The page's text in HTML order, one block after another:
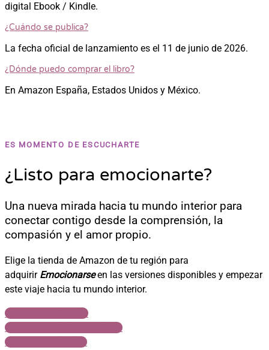
digital Ebook / Kindle.
¿Cuándo se publica?
La fecha oficial de lanzamiento es el 11 de junio de 2026.
¿Dónde puedo comprar el libro?
En Amazon España, Estados Unidos y México.
ES MOMENTO DE ESCUCHARTE
¿Listo para emocionarte?
Una nueva mirada hacia tu mundo interior para
conectar contigo desde la comprensión, la
compasión y el amor propio.
Elige la tienda de Amazon de tu región para
adquirir Emocionarseen las versiones disponibles y empezar
este viaje hacia tu mundo interior.
Comprar en España
Comprar en Estados Unidos
Comprar en México